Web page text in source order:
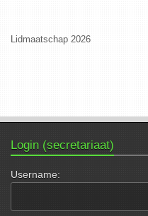
Lidmaatschap 2026
Login (secretariaat)
Username: